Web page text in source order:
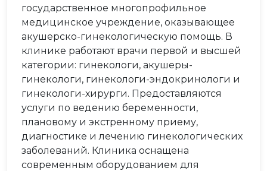
государственное многопрофильное
медицинское учреждение, оказывающее
акушерско-гинекологическую помощь. В
клинике работают врачи первой и высшей
категории: гинекологи, акушеры-
гинекологи, гинекологи-эндокринологи и
гинекологи-хирурги. Предоставляются
услуги по ведению беременности,
плановому и экстренному приему,
диагностике и лечению гинекологических
заболеваний. Клиника оснащена
современным оборудованием для